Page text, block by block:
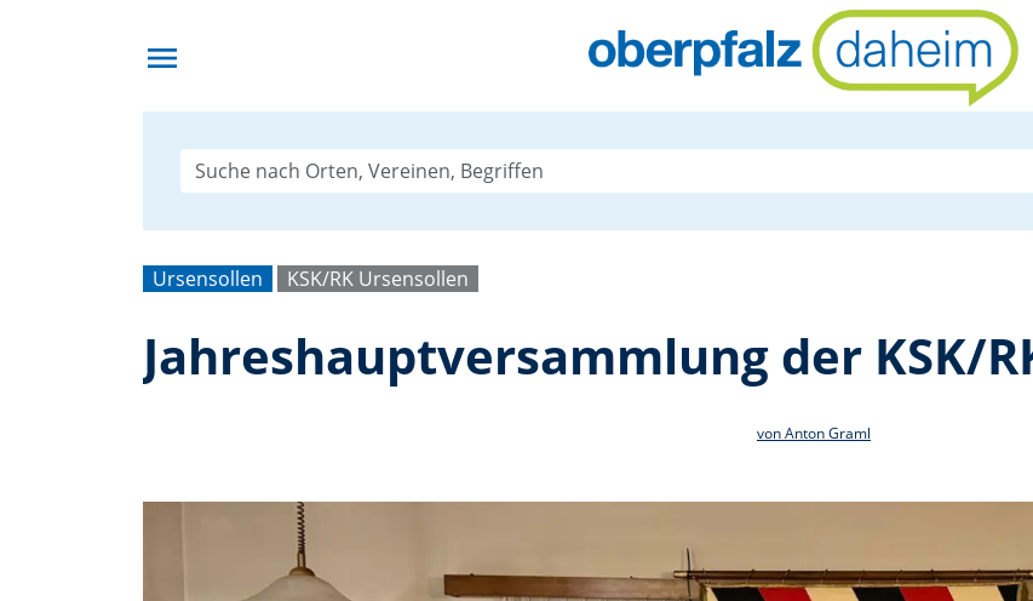
menu
Ursensollen KSK/RK Ursensollen
Jahreshauptversammlung der KSK/
von Anton Graml